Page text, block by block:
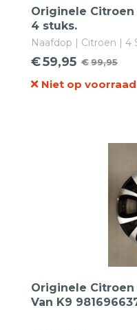
Originele Citroen
4 stuks.
Naafdop | Citroen | 4
€99,95
Oorspronkelijke
prijs
€59,95
Huidige
prijs
Niet op voorraad
Originele
Van K9